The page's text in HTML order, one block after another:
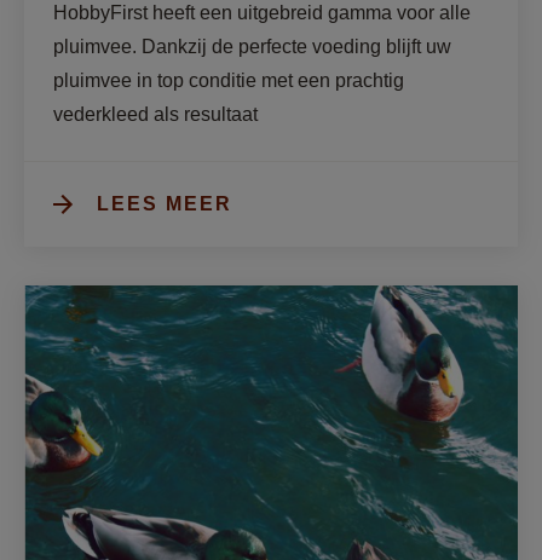
HobbyFirst heeft een uitgebreid gamma voor alle
pluimvee. Dankzij de perfecte voeding blijft uw
pluimvee in top conditie met een prachtig
vederkleed als resultaat
LEES MEER